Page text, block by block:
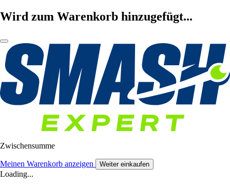
Wird zum Warenkorb hinzugefügt...
Zwischensumme
Meinen Warenkorb anzeigen Weiter einkaufen
Loading...